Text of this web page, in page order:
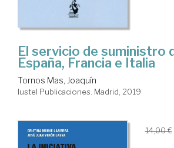
El servicio de suministro
España, Francia e Italia
Tornos Mas, Joaquín
Iustel Publicaciones. Madrid, 2019
14,00 €